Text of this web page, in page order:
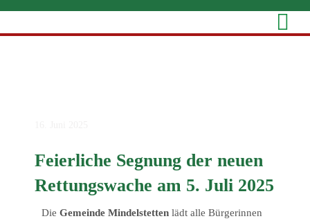
springen
Feierliche Segnung der neuen
Rettungswache am 5. Juli 2025
Die Gemeinde Mindelstettenlädt alle Bürgerinnen